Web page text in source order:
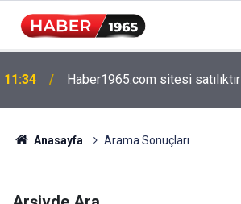
11:34 Haber1965.com sitesi satılıktır
Anasayfa Arama Sonuçları